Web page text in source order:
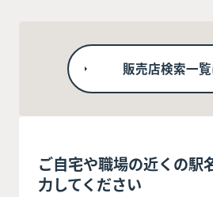
販売店検索一
ご自宅や職場の近くの駅
力してください